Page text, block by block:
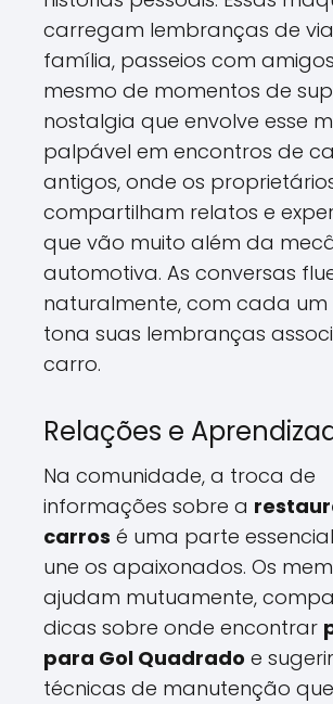
carregam lembranças de
família, passeios com
mesmo de momentos de
nostalgia que envolve esse
palpável em encontros de
antigos, onde os
compartilham relatos e
que vão muito além da
automotiva. As conversas
naturalmente, com cada
tona suas lembranças
carro.
Relações e
Na comunidade, a troca de
informações sobre a
carros é uma parte
une os apaixonados. Os
ajudam mutuamente,
dicas sobre onde encontrar
para Gol Quadrado e
técnicas de manutenção